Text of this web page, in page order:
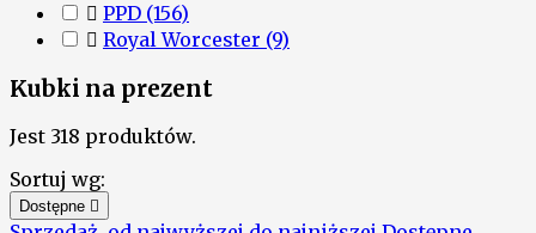
 PPD (156)
 Royal Worcester (9)
Kubki na prezent
Jest 318 produktów.
Sortuj wg:
Dostępne 